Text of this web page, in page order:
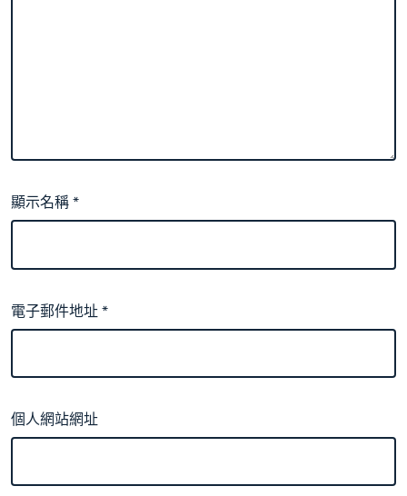
顯示名稱*
電子郵件地址*
個人網站網址